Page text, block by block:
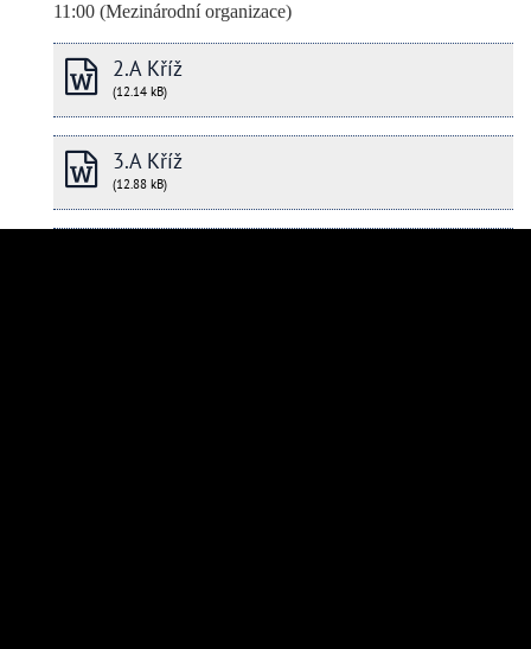
11:00 (Mezinárodní organizace)
2.A Kříž
(12.14 kB)
3.A Kříž
(12.88 kB)